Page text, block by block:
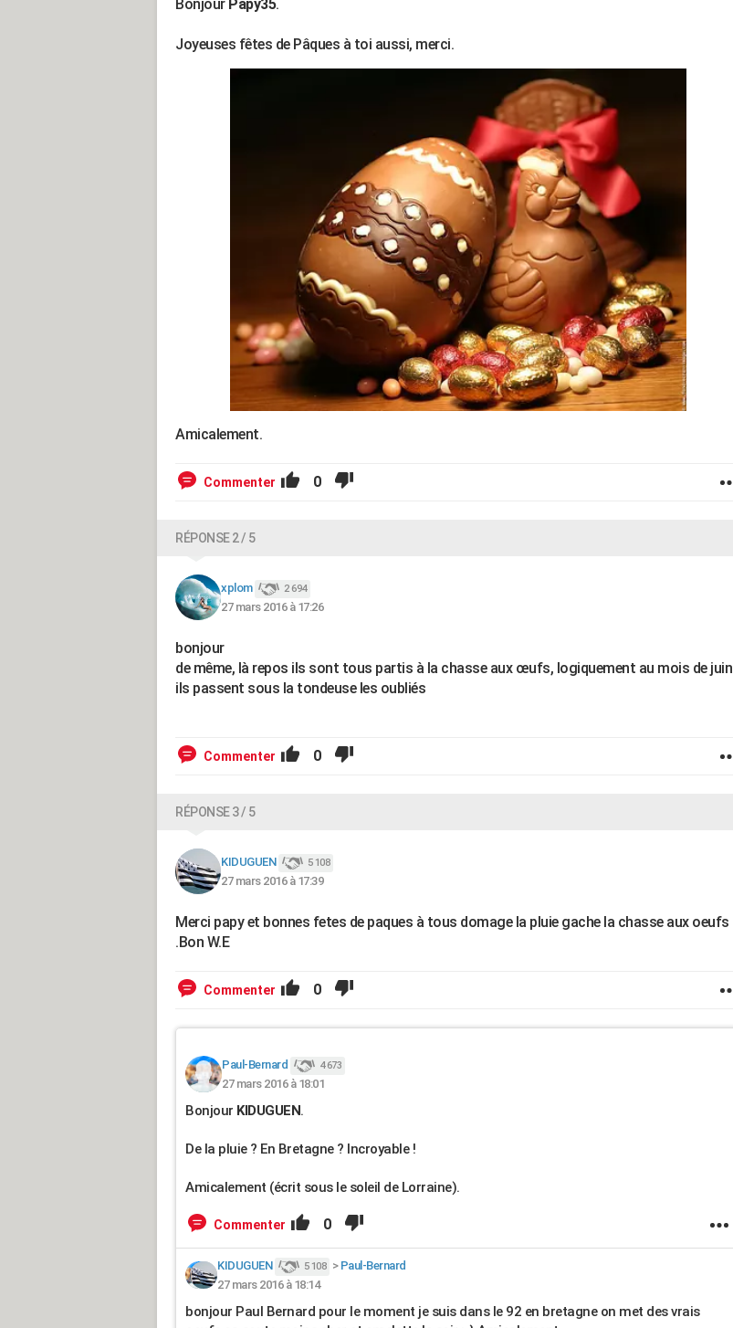
Bonjour Papy35.
Joyeuses fêtes de Pâques à toi aussi, merci.
Amicalement.
Commenter 0
RÉPONSE 2 / 5
xplom 2 694
27 mars 2016 à 17:26
bonjour
de même, là repos ils sont tous partis à la chasse aux œufs, logiquement au mois de juin
ils passent sous la tondeuse les oubliés
Commenter 0
RÉPONSE 3 / 5
KIDUGUEN 5 108
27 mars 2016 à 17:39
Merci papy et bonnes fetes de paques à tous domage la pluie gache la chasse aux oeufs
.Bon W.E
Commenter 0
Paul-Bernard 4 673
27 mars 2016 à 18:01
Bonjour KIDUGUEN.
De la pluie ? En Bretagne ? Incroyable !
Amicalement (écrit sous le soleil de Lorraine).
Commenter 0
KIDUGUEN 5 108 > Paul-Bernard
27 mars 2016 à 18:14
bonjour Paul Bernard pour le moment je suis dans le 92 en bretagne on met des vrais